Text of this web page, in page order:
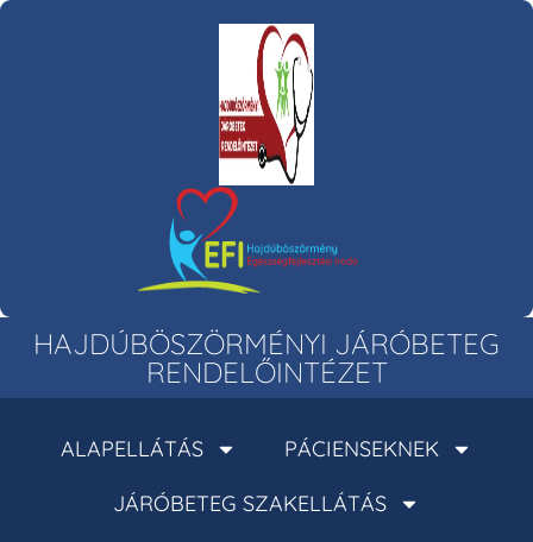
HAJDÚBÖSZÖRMÉNYI JÁRÓBETEG
RENDELŐINTÉZET
ALAPELLÁTÁS
PÁCIENSEKNEK
JÁRÓBETEG SZAKELLÁTÁS